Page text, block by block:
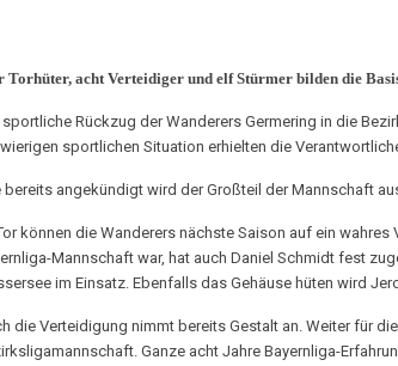
Torhüter, acht Verteidiger und elf Stürmer bilden die
sportliche Rückzug der Wanderers Germering in die
sportlichen Situation erhielten die
bereits angekündigt wird der Großteil der Mannschaft
können die Wanderers nächste Saison auf ein
Mannschaft war, hat auch Daniel Schmidt fest
im Einsatz. Ebenfalls das Gehäuse hüten wird
die Verteidigung nimmt bereits Gestalt an. Weiter für
Ganze acht Jahre Bayernliga-